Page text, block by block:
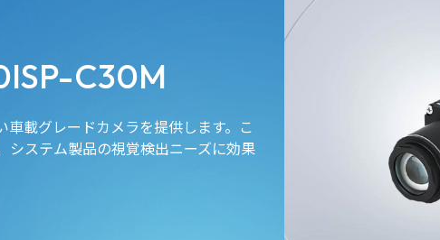
C30M
載グレードカメラを提供します。こ
システム製品の視覚検出ニーズに効果